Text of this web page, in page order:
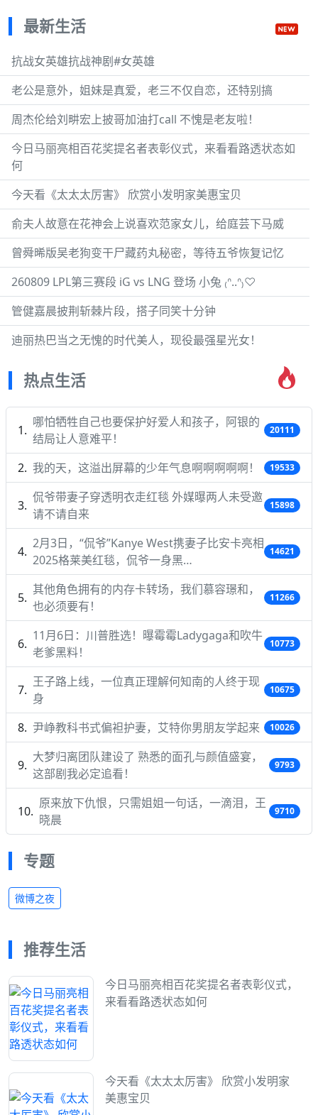
最新生活
抗战女英雄抗战神剧#女英雄
老公是意外，姐妹是真爱，老三不仅自恋，还特别搞
周杰伦给刘畊宏上披哥加油打call 不愧是老友啦！
今日马丽亮相百花奖提名者表彰仪式，来看看路透状态如
何
今天看《太太太厉害》 欣赏小发明家美惠宝贝
俞夫人故意在花神会上说喜欢范家女儿，给庭芸下马威
曾舜晞版吴老狗变干尸藏药丸秘密，等待五爷恢复记忆
260809 LPL第三赛段 iG vs LNG 登场 小兔 ₍ᐢ..ᐢ₎♡
管健嘉晨披荆斩棘片段，搭子同笑十分钟
迪丽热巴当之无愧的时代美人，现役最强星光女！
热点生活
哪怕牺牲自己也要保护好爱人和孩子，阿银的
结局让人意难平！
20111
我的天，这溢出屏幕的少年气息啊啊啊啊啊！ 19533
侃爷带妻子穿透明衣走红毯 外媒曝两人未受邀
请不请自来
15898
2月3日，“侃爷”Kanye West携妻子比安卡亮相
2025格莱美红毯，侃爷一身黑…
14621
其他角色拥有的内存卡转场，我们慕容璟和，
也必须要有！
11266
11月6日：川普胜选！曝霉霉Ladygaga和吹牛
老爹黑料！
10773
王子路上线，一位真正理解何知南的人终于现
身
10675
尹峥教科书式偏袒护妻，艾特你男朋友学起来 10026
大梦归离团队建设了 熟悉的面孔与颜值盛宴，
这部剧我必定追看！
9793
原来放下仇恨，只需姐姐一句话，一滴泪，王
晓晨
9710
专题
微博之夜
推荐生活
今日马丽亮相百花奖提名者表彰仪式，
来看看路透状态如何
今天看《太太太厉害》 欣赏小发明家
美惠宝贝